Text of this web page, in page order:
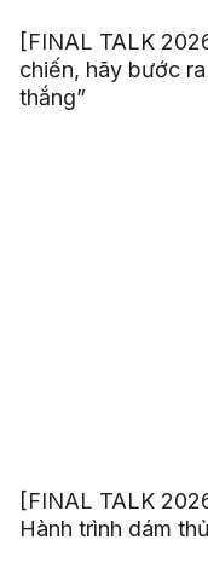
[FINAL TALK
chiến, hãy bước
thắng”
[FINAL TALK
Hành trình dám